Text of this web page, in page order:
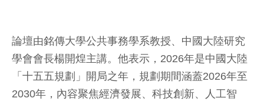
論壇由銘傳大學公共事務學系教授、中國大陸研究
學會會長楊開煌主講。他表示，2026年是中國大陸
「十五五規劃」開局之年，規劃期間涵蓋2026年至
2030年，內容聚焦經濟發展、科技創新、人工智